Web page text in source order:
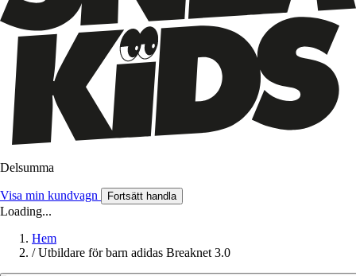
Delsumma
Visa min kundvagn Fortsätt handla
Loading...
Hem
/ Utbildare för barn adidas Breaknet 3.0